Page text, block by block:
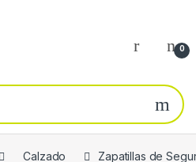
0
Calzado Zapatillas de